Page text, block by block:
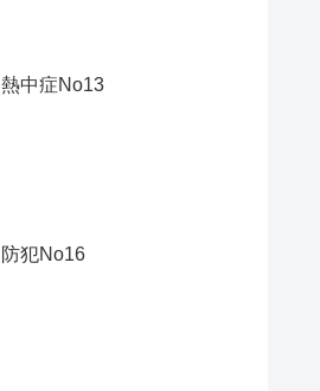
熱中症No13
防犯No16